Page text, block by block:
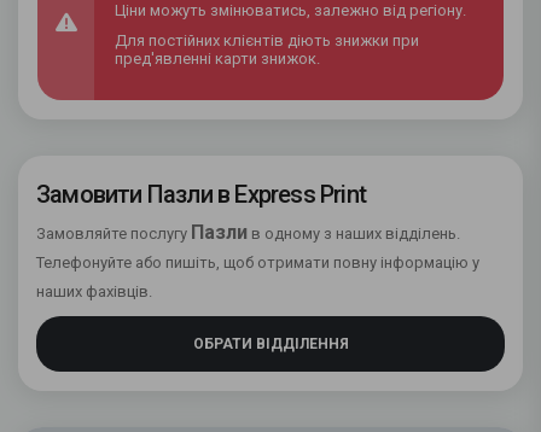
Ціни можуть змінюватись, залежно від регіону.
Для постійних клієнтів діють знижки при
пред'явленні карти знижок.
Замовити Пазли в Express Print
Замовляйте послугу Пазли в одному з наших відділень.
Телефонуйте або пишіть, щоб отримати повну інформацію у
наших фахівців.
ОБРАТИ ВІДДІЛЕННЯ